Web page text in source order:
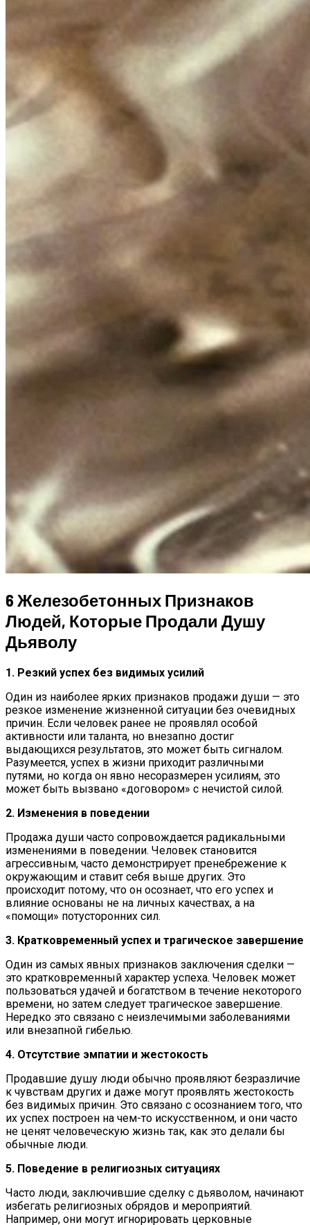
6 Железобетонных Признаков
Людей, Которые Продали Душу
Дьяволу
1. Резкий успех без видимых усилий
Один из наиболее ярких признаков продажи души — это
резкое изменение жизненной ситуации без очевидных
причин. Если человек ранее не проявлял особой
активности или таланта, но внезапно достиг
выдающихся результатов, это может быть сигналом.
Разумеется, успех в жизни приходит различными
путями, но когда он явно несоразмерен усилиям, это
может быть вызвано «договором» с нечистой силой.
2. Изменения в поведении
Продажа души часто сопровождается радикальными
изменениями в поведении. Человек становится
агрессивным, часто демонстрирует пренебрежение к
окружающим и ставит себя выше других. Это
происходит потому, что он осознает, что его успех и
влияние основаны не на личных качествах, а на
«помощи» потусторонних сил.
3. Кратковременный успех и трагическое завершение
Один из самых явных признаков заключения сделки —
это кратковременный характер успеха. Человек может
пользоваться удачей и богатством в течение некоторого
времени, но затем следует трагическое завершение.
Нередко это связано с неизлечимыми заболеваниями
или внезапной гибелью.
4. Отсутствие эмпатии и жестокость
Продавшие душу люди обычно проявляют безразличие
к чувствам других и даже могут проявлять жестокость
без видимых причин. Это связано с осознанием того, что
их успех построен на чем-то искусственном, и они часто
не ценят человеческую жизнь так, как это делали бы
обычные люди.
5. Поведение в религиозных ситуациях
Часто люди, заключившие сделку с дьяволом, начинают
избегать религиозных обрядов и мероприятий.
Например, они могут игнорировать церковные